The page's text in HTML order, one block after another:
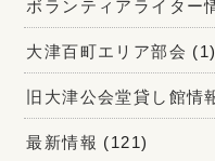
ボランティアライター
大津百町エリア部会 (1)
旧大津公会堂貸し館情
最新情報 (121)